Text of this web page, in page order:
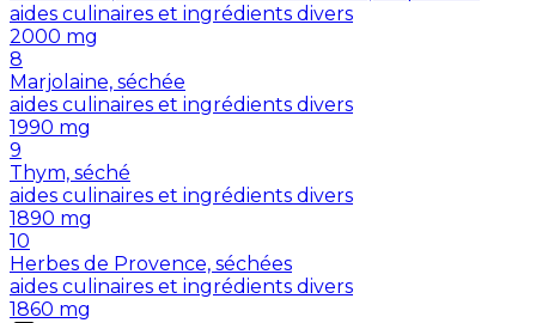
aides culinaires et ingrédients divers
2000 mg
8
Marjolaine, séchée
aides culinaires et ingrédients divers
1990 mg
9
Thym, séché
aides culinaires et ingrédients divers
1890 mg
10
Herbes de Provence, séchées
aides culinaires et ingrédients divers
1860 mg